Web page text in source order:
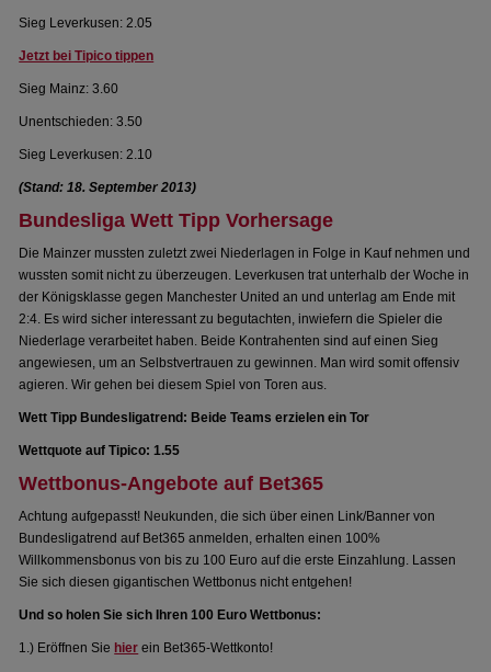
Sieg Leverkusen: 2.05
Jetzt bei Tipico tippen
Sieg Mainz: 3.60
Unentschieden: 3.50
Sieg Leverkusen: 2.10
(Stand: 18. September 2013)
Bundesliga Wett Tipp Vorhersage
Die Mainzer mussten zuletzt zwei Niederlagen in Folge in Kauf nehmen und
wussten somit nicht zu überzeugen. Leverkusen trat unterhalb der Woche in
der Königsklasse gegen Manchester United an und unterlag am Ende mit
2:4. Es wird sicher interessant zu begutachten, inwiefern die Spieler die
Niederlage verarbeitet haben. Beide Kontrahenten sind auf einen Sieg
angewiesen, um an Selbstvertrauen zu gewinnen. Man wird somit offensiv
agieren. Wir gehen bei diesem Spiel von Toren aus.
Wett Tipp Bundesligatrend: Beide Teams erzielen ein Tor
Wettquote auf Tipico: 1.55
Wettbonus-Angebote auf Bet365
Achtung aufgepasst! Neukunden, die sich über einen Link/Banner von
Bundesligatrend auf Bet365 anmelden, erhalten einen 100%
Willkommensbonus von bis zu 100 Euro auf die erste Einzahlung. Lassen
Sie sich diesen gigantischen Wettbonus nicht entgehen!
Und so holen Sie sich Ihren 100 Euro Wettbonus:
1.) Eröffnen Sie hier ein Bet365-Wettkonto!